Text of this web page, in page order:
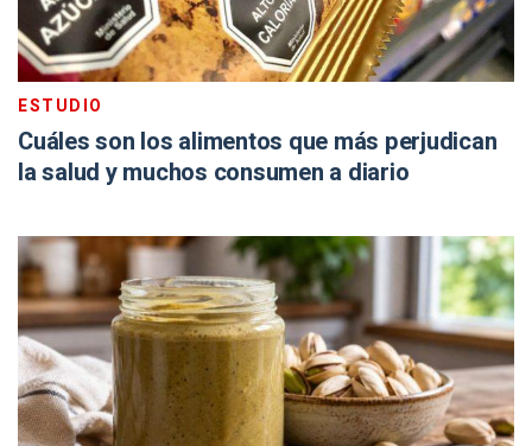
ESTUDIO
Cuáles son los alimentos que más perjudican
la salud y muchos consumen a diario